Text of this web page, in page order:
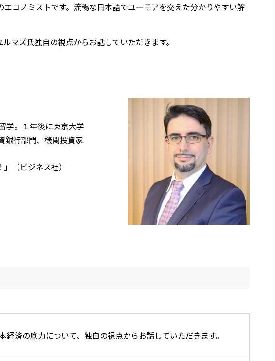
コノミストです。流暢な日本語でユーモアを交えた分かりやすい解
マズ氏独自の視点からお話していただきます。
学。１年後に東京大学
銀行部門、機関投資家
（ビジネス社）
済の底力について、独自の視点からお話していただきます。